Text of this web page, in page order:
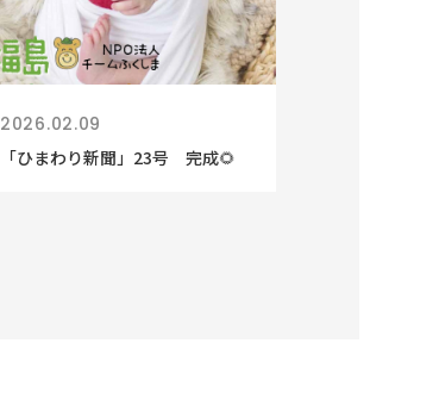
2026.02.09
「ひまわり新聞」23号 完成🌻